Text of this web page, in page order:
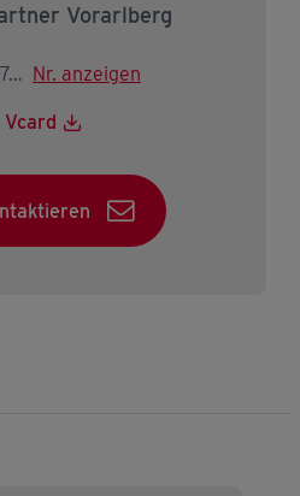
Vorarlberg
T. +43 5574 403-2223 Nr. anzeigen
Vcard